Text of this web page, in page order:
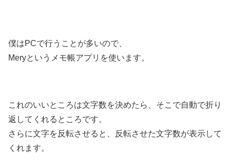
僕はPCで行うことが多いので、
Meryというメモ帳アプリを使います。
これのいいところは文字数を決めたら、そこで自動で折り
返してくれるところです。
さらに文字を反転させると、反転させた文字数が表示して
くれます。